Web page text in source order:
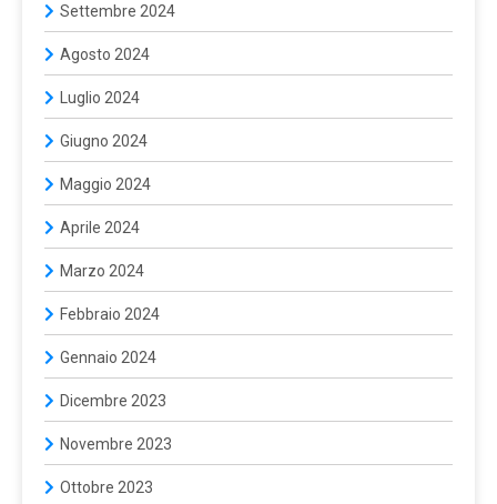
Settembre 2024
Agosto 2024
Luglio 2024
Giugno 2024
Maggio 2024
Aprile 2024
Marzo 2024
Febbraio 2024
Gennaio 2024
Dicembre 2023
Novembre 2023
Ottobre 2023